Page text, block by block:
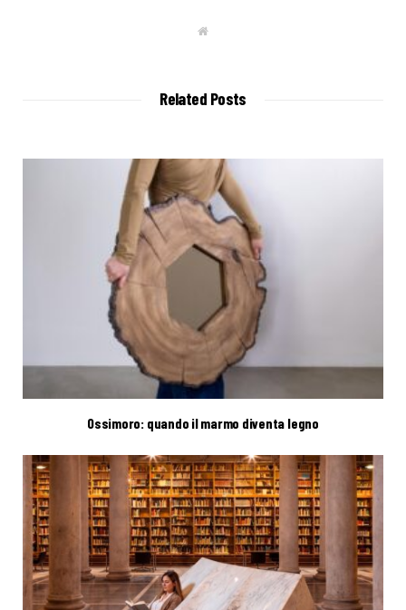
W
Related Posts
Ossimoro: quando il marmo diventa legno